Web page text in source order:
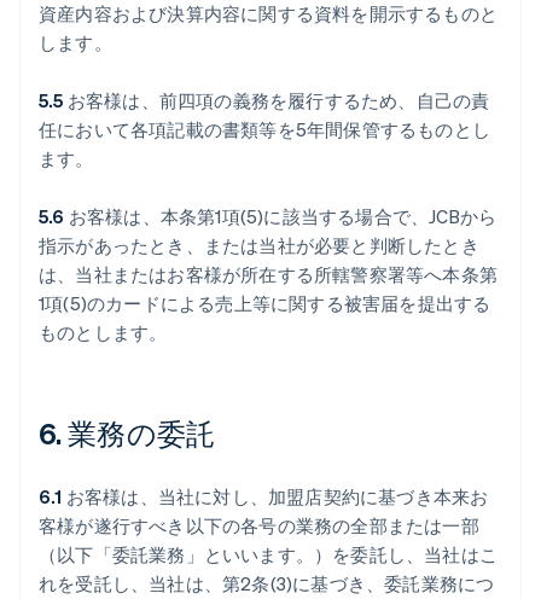
資産内容および決算内容に関する資料を開示するものと
します。
5.5 お客様は、前四項の義務を履行するため、自己の責
任において各項記載の書類等を5年間保管するものとし
ます。
5.6 お客様は、本条第1項(5)に該当する場合で、JCBから
指示があったとき、または当社が必要と判断したとき
は、当社またはお客様が所在する所轄警察署等へ本条第
1項(5)のカードによる売上等に関する被害届を提出する
ものとします。
6. 業務の委託
6.1 お客様は、当社に対し、加盟店契約に基づき本来お
客様が遂行すべき以下の各号の業務の全部または一部
（以下「委託業務」といいます。）を委託し、当社はこ
れを受託し、当社は、第2条(3)に基づき、委託業務につ